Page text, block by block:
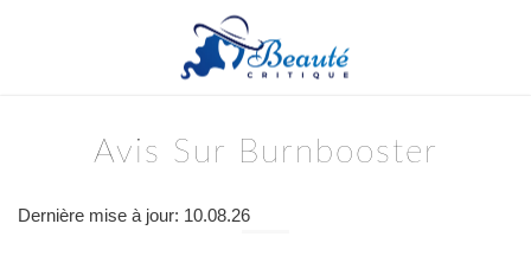
Avis Sur Burnbooster
Dernière mise à jour: 10.08.26